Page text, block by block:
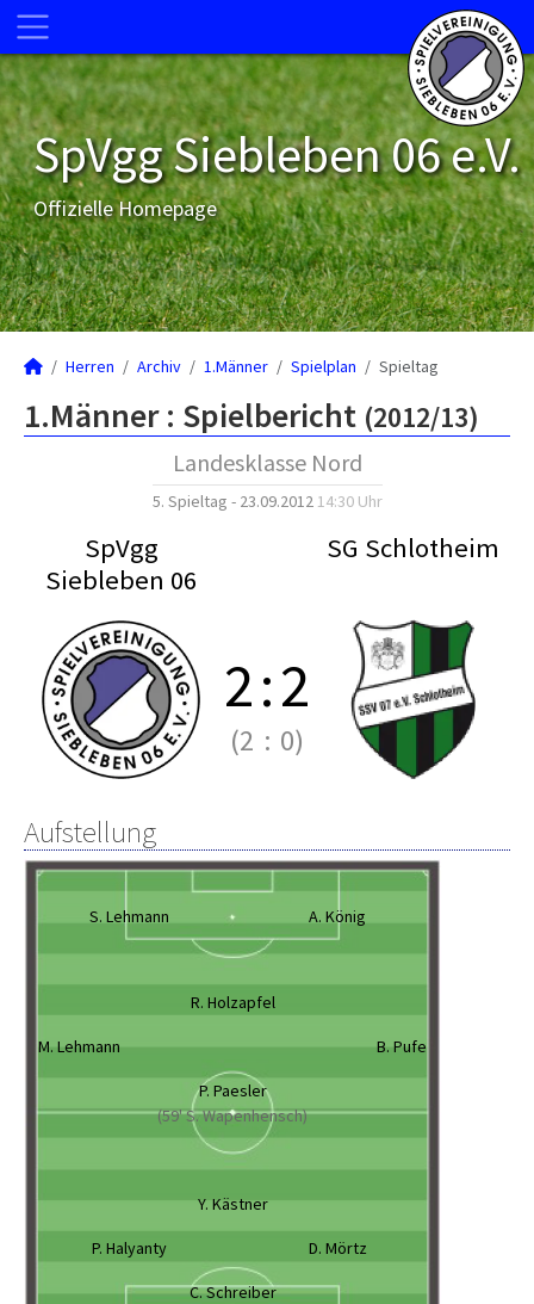
SpVgg Siebleben 06 e.V.
Offizielle Homepage
Herren Archiv 1.Männer Spielplan Spieltag
1.Männer : Spielbericht (2012/13)
Landesklasse Nord
5. Spieltag - 23.09.2012 14:30 Uhr
SpVgg
Siebleben 06
SG Schlotheim
2:2
(2 : 0)
Aufstellung
S. Lehmann A. König
R. Holzapfel
M. Lehmann B. Pufe
P. Paesler
(59' S. Wapenhensch)
Y. Kästner
P. Halyanty D. Mörtz
C. Schreiber